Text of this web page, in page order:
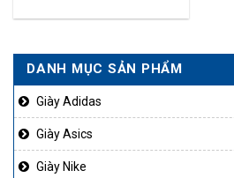
DANH MỤC SẢN PHẨM
Giày Adidas
Giày Asics
Giày Nike
1.850.000₫.là:
1.450.000₫.